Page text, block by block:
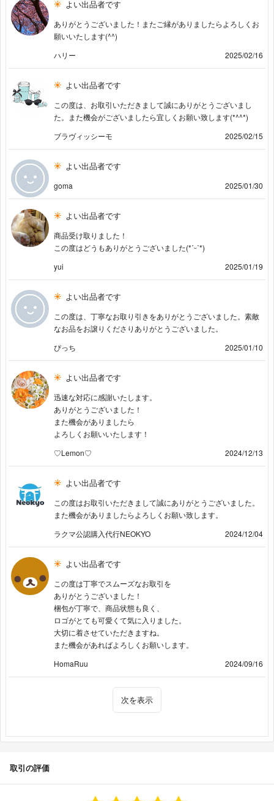
よい出品者です
ありがとうございました！またご縁がありましたらよろしくお
願いいたします(^^)
ハリー
2025/02/16
よい出品者です
この度は、お取引いただきまして誠にありがとうございまし
た。また機会がございましたら宜しくお願い致します(*^^*)
ブラヴィッシーモ
2025/02/15
よい出品者です
goma 2025/01/30
よい出品者です
商品受け取りました！
この度はどうもありがとうございました(*ˊᵕˋ*)
yui
2025/01/19
よい出品者です
この度は、丁寧なお取り引きをありがとうございました。素敵
なお品をお譲りくださりありがとうございました。
ぴっち
2025/01/10
よい出品者です
迅速な対応に感謝いたします。
ありがとうございました！
また機会がありましたら
よろしくお願いいたします！
♡Lemon♡
2024/12/13
よい出品者です
この度はお取引いただきまして誠にありがとうございました。
また機会がありましたらよろしくお願い致します。
ラクマ公認購入代行NEOKYO
2024/12/04
よい出品者です
この度は丁寧でスムーズなお取引を
ありがとうございました！
梱包が丁寧で、商品状態も良く、
ロゴがとても可愛くて気に入りました。
大切に着させていただきますね。
また機会があればよろしくお願いします。
HomaRuu
2024/09/16
次を表示
取引の評価